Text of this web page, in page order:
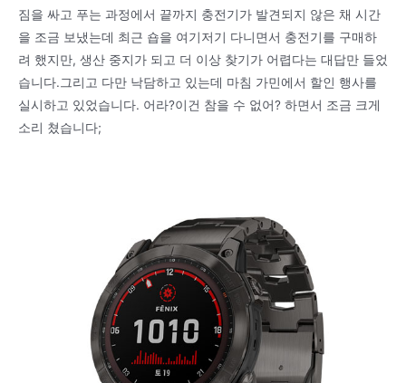
짐을 싸고 푸는 과정에서 끝까지 충전기가 발견되지 않은 채 시간
을 조금 보냈는데 최근 숍을 여기저기 다니면서 충전기를 구매하
려 했지만, 생산 중지가 되고 더 이상 찾기가 어렵다는 대답만 들었
습니다.그리고 다만 낙담하고 있는데 마침 가민에서 할인 행사를
실시하고 있었습니다. 어라?이건 참을 수 없어? 하면서 조금 크게
소리 쳤습니다;